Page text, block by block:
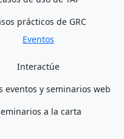
prácticos de GRC
Eventos
Interactúe
eventos y seminarios web
a la carta